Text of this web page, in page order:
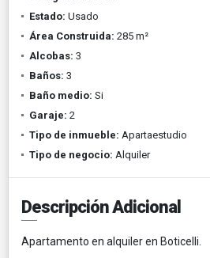
Estado: Usado
Área Construida: 285 m²
Alcobas: 3
Baños: 3
Baño medio: Si
Garaje: 2
Tipo de inmueble: Apartaestudio
Tipo de negocio: Alquiler
Descripción Adicional
Apartamento en alquiler en Boticelli.